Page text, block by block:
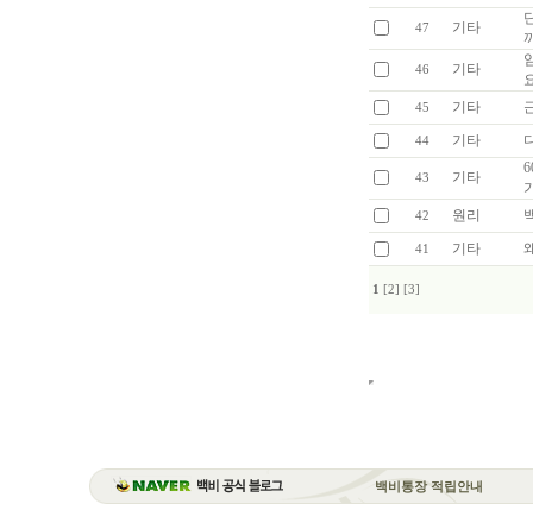
47 기타
46 기타
45 기타
44 기타
43 기타
42 원리
41 기타
1 [2] [3]
백비통장 적립안내